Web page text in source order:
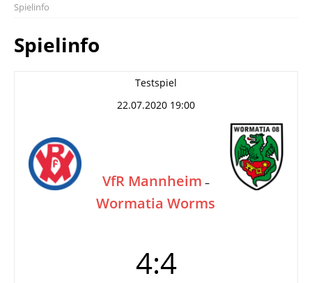
Spielinfo
Spielinfo
Testspiel
22.07.2020 19:00
VfR Mannheim –
Wormatia Worms
4:4